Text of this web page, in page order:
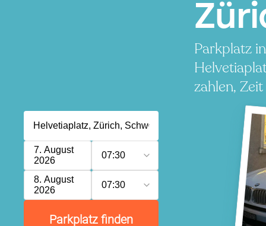
Parkplatz
zahlen,
7. August
2026
07:30
8. August
2026
07:30
Parkplatz finden